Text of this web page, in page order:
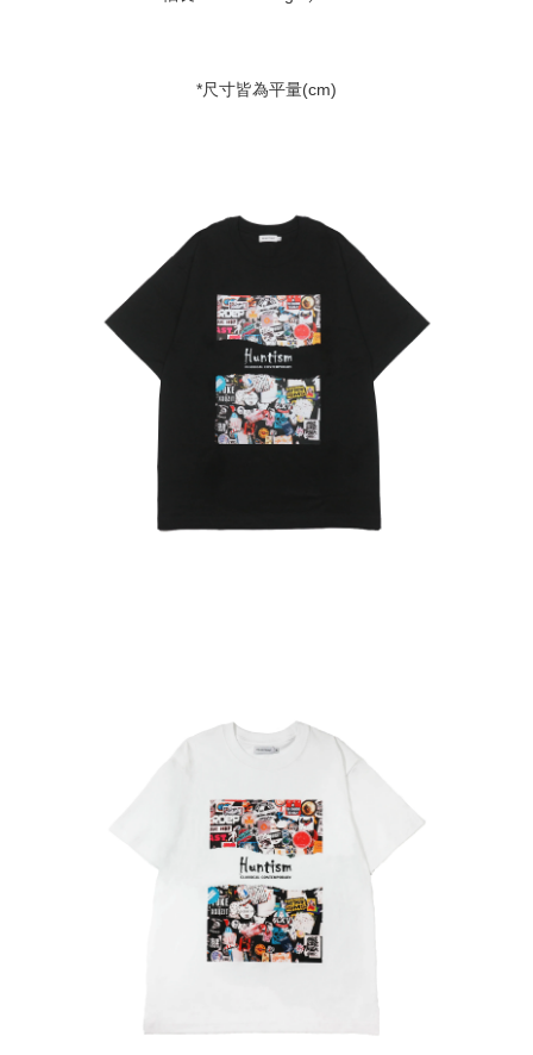
*尺寸皆為平量(cm)